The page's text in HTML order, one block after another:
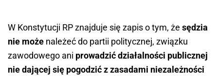
W Konstytucji RP znajduje się zapis otym, że sędzia
nie może należeć do partii politycznej, związku
zawodowego ani prowadzić działalności publicznej
nie dającej się pogodzić z zasadami niezależności